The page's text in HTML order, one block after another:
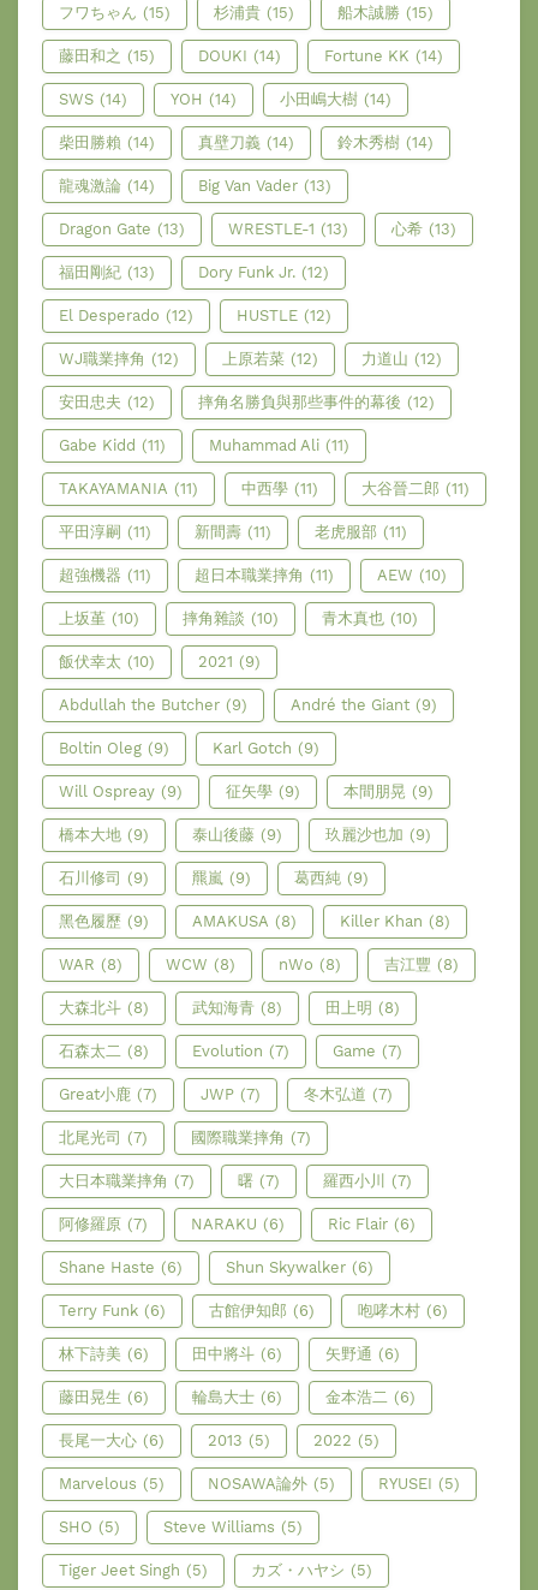
フワちゃん (15) 杉浦貴 (15) 船木誠勝 (15)
藤田和之 (15) DOUKI (14) Fortune KK (14)
SWS (14) YOH (14) 小田嶋大樹 (14)
柴田勝賴 (14) 真壁刀義 (14) 鈴木秀樹 (14)
龍魂激論 (14) Big Van Vader (13)
Dragon Gate (13) WRESTLE-1 (13) 心希 (13)
福田剛紀 (13) Dory Funk Jr. (12)
El Desperado (12) HUSTLE (12)
WJ職業摔角 (12) 上原若菜 (12) 力道山 (12)
安田忠夫 (12) 摔角名勝負與那些事件的幕後 (12)
Gabe Kidd (11) Muhammad Ali (11)
TAKAYAMANIA (11) 中西學 (11) 大谷晉二郎 (11)
平田淳嗣 (11) 新間壽 (11) 老虎服部 (11)
超強機器 (11) 超日本職業摔角 (11) AEW (10)
上坂堇 (10) 摔角雜談 (10) 青木真也 (10)
飯伏幸太 (10) 2021 (9)
Abdullah the Butcher (9) André the Giant (9)
Boltin Oleg (9) Karl Gotch (9)
Will Ospreay (9) 征矢學 (9) 本間朋晃 (9)
橋本大地 (9) 泰山後藤 (9) 玖麗沙也加 (9)
石川修司 (9) 羆嵐 (9) 葛西純 (9)
黑色履歷 (9) AMAKUSA (8) Killer Khan (8)
WAR (8) WCW (8) nWo (8) 吉江豐 (8)
大森北斗 (8) 武知海青 (8) 田上明 (8)
石森太二 (8) Evolution (7) Game (7)
Great小鹿 (7) JWP (7) 冬木弘道 (7)
北尾光司 (7) 國際職業摔角 (7)
大日本職業摔角 (7) 曙 (7) 羅西小川 (7)
阿修羅原 (7) NARAKU (6) Ric Flair (6)
Shane Haste (6) Shun Skywalker (6)
Terry Funk (6) 古館伊知郎 (6) 咆哮木村 (6)
林下詩美 (6) 田中將斗 (6) 矢野通 (6)
藤田晃生 (6) 輪島大士 (6) 金本浩二 (6)
長尾一大心 (6) 2013 (5) 2022 (5)
Marvelous (5) NOSAWA論外 (5) RYUSEI (5)
SHO (5) Steve Williams (5)
Tiger Jeet Singh (5) カズ・ハヤシ (5)